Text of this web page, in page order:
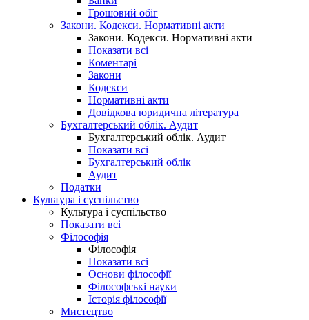
Грошовий обіг
Закони. Кодекси. Нормативні акти
Закони. Кодекси. Нормативні акти
Показати всі
Коментарі
Закони
Кодекси
Нормативні акти
Довідкова юридична література
Бухгалтерський облік. Аудит
Бухгалтерський облік. Аудит
Показати всі
Бухгалтерський облік
Аудит
Податки
Культура і суспільство
Культура і суспільство
Показати всі
Філософія
Філософія
Показати всі
Основи філософії
Філософські науки
Історія філософії
Мистецтво